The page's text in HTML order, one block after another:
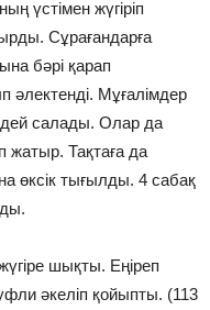
үстімен жүгіріп
Сұрағандарға
бәрі қарап
әлектенді. Мұғалімдер
салады. Олар да
жатыр. Тақтаға да
өксік тығылды. 4 сабақ
шықты. Еңіреп
әкеліп қойыпты. (113